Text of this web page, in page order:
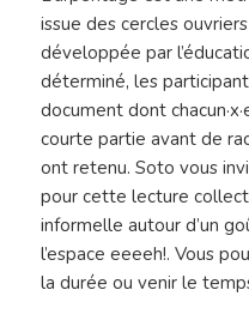
issue des cercles
développée par
déterminé, les
document dont
courte partie avant de
ont retenu. Soto vous
pour cette lecture
informelle autour d’un
l’espace eeeeh!. Vous
la durée ou venir le